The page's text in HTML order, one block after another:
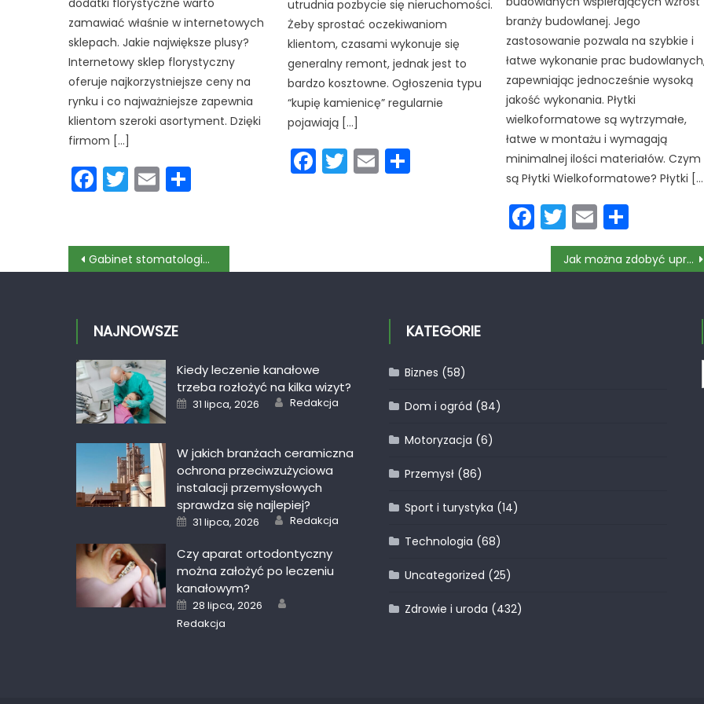
dodatki florystyczne warto
zamawiać właśnie w internetowych
sklepach. Jakie największe plusy?
Internetowy sklep florystyczny
oferuje najkorzystniejsze ceny na
rynku i co najważniejsze zapewnia
klientom szeroki asortyment. Dzięki
firmom […]
Facebook
Twitter
Email
utrudnia pozbycie się nieruchomości.
Żeby sprostać oczekiwaniom
klientom, czasami wykonuje się
generalny remont, jednak jest to
bardzo kosztowne. Ogłoszenia typu
“kupię kamienicę” regularnie
pojawiają […]
Facebook
Twitter
EmailPodziel
branży budowlanej. Jego
zastosowanie pozwala na szybkie i
łatwe wykonanie prac
zapewniając jednocześnie wysoką
jakość wykonania. Płytki
wielkoformatowe są wytrzymałe,
łatwe w montażu i wymagają
minimalnej ilości materiałów. Czym
są Płytki Wielkoformatowe? Płytki […]
Facebook
Twitter
Email
się
Nawigacja
Gabinet stomatologiczny w Jarosławiu Jak można zdobyć uprawnienie SEP?
NAJNOWSZE
Kiedy leczenie kanałowe
trzeba rozłożyć na kilka wizyt?
Posted
on
31 lipca, 2026 Author
Redakcja
W jakich branżach ceramiczna
ochrona przeciwzużyciowa
instalacji przemysłowych
sprawdza się najlepiej?
Posted
on
31 lipca, 2026 Author
Redakcja
Czy aparat ortodontyczny
można założyć po leczeniu
kanałowym?
Posted
on
28 lipca, 2026
Redakcja
KATEGORIE
Biznes (58)
Dom i ogród (84)
Motoryzacja (6)
Przemysł (86)
Sport i turystyka (14)
Technologia (68)
Uncategorized (25)
Zdrowie i uroda (432)